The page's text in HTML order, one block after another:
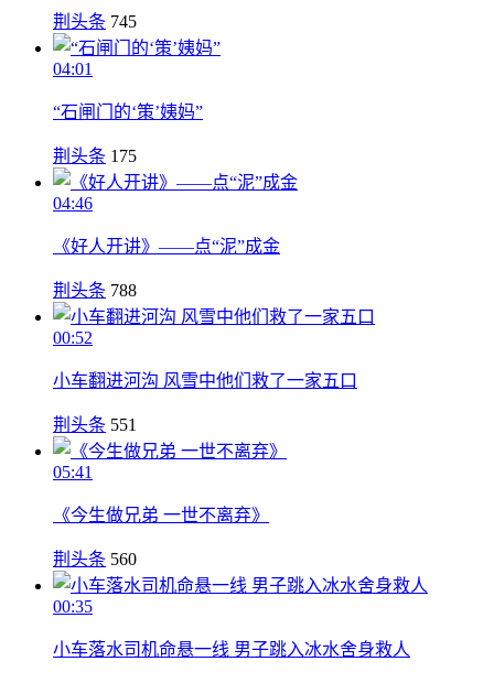
荆头条 745
04:01
“石闸门的‘策’姨妈”
荆头条 175
04:46
《好人开讲》——点“泥”成金
荆头条 788
00:52
小车翻进河沟 风雪中他们救了一家五口
荆头条 551
05:41
《今生做兄弟 一世不离弃》
荆头条 560
00:35
小车落水司机命悬一线 男子跳入冰水舍身救人